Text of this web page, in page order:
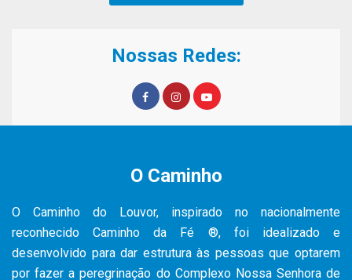
Nossas Redes:
O Caminho
O Caminho do Louvor, inspirado no nacionalmente
reconhecido Caminho da Fé ®, foi idealizado e
desenvolvido para dar estrutura às pessoas que optarem
por fazer a peregrinação do Complexo Nossa Senhora de